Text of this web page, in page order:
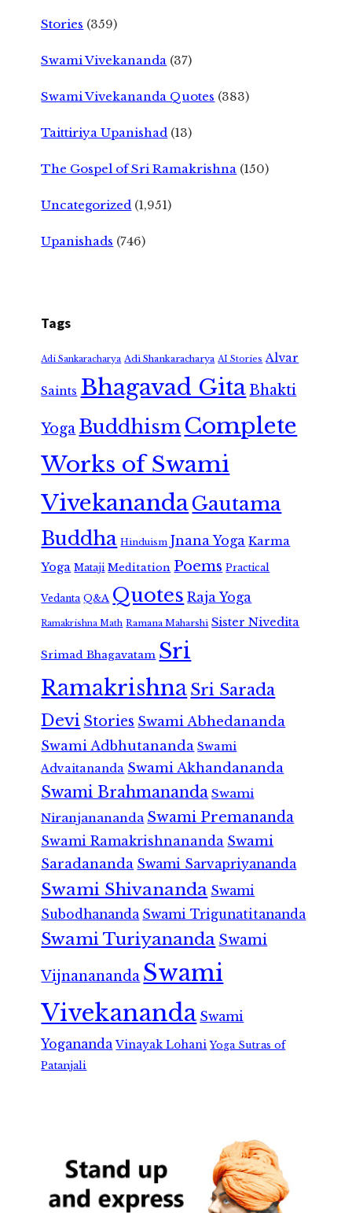
Stories (359)
Swami Vivekananda (37)
Swami Vivekananda Quotes (383)
Taittiriya Upanishad (13)
The Gospel of Sri Ramakrishna (150)
Uncategorized (1,951)
Upanishads (746)
Tags
Adi Sankaracharya Adi Shankaracharya AI Stories Alvar
Saints Bhagavad GitaBhakti
Yoga Buddhism Complete
Works of Swami
VivekanandaGautama
Buddha Hinduism Jnana Yoga Karma
Yoga Mataji Meditation Poems Practical
Vedanta Q&A Quotes Raja Yoga
Ramakrishna Math Ramana Maharshi Sister Nivedita
Srimad Bhagavatam Sri
RamakrishnaSri Sarada
Devi Stories Swami Abhedananda
Swami Adbhutananda Swami
Advaitananda Swami Akhandananda
Swami Brahmananda Swami
Niranjanananda Swami Premananda
Swami Ramakrishnananda Swami
Saradananda Swami Sarvapriyananda
Swami Shivananda Swami
Subodhananda Swami Trigunatitananda
Swami Turiyananda Swami
Vijnanananda Swami
Vivekananda Swami
Yogananda Vinayak Lohani Yoga Sutras of
Patanjali